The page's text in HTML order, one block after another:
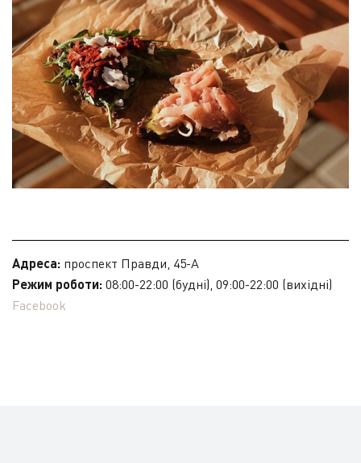
Адреса: проспект Правди, 45-А
Режим роботи: 08:00-22:00 (будні), 09:00-22:00 (вихідні)
Facebook